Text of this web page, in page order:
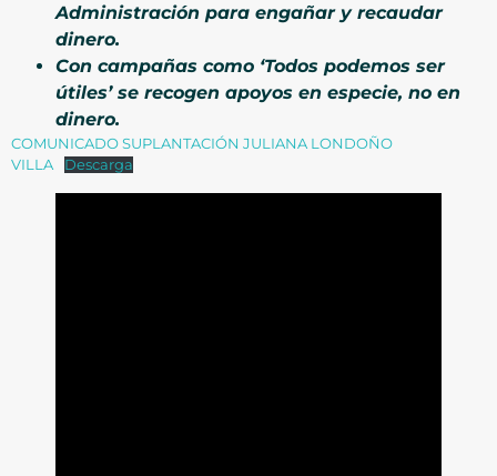
Administración para engañar y recaudar
dinero.
Con campañas como ‘Todos podemos ser
útiles’ se recogen apoyos en especie, no en
dinero.
COMUNICADO SUPLANTACIÓN JULIANA LONDOÑO
VILLA
Descarga